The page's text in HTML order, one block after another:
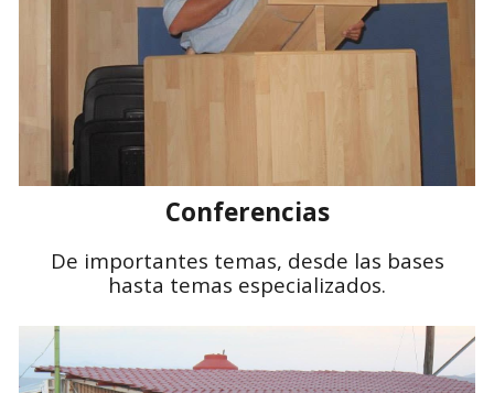
Conferencias
De importantes temas, desde las bases
hasta temas especializados.